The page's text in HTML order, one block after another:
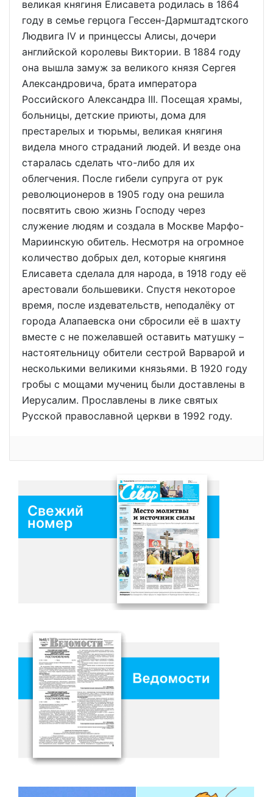
великая княгиня Елисавета родилась в 1864
году в семье герцога Гессен-Дармштадтского
Людвига IV и принцессы Алисы, дочери
английской королевы Виктории. В 1884 году
она вышла замуж за великого князя Сергея
Александровича, брата императора
Российского Александра III. Посещая храмы,
больницы, детские приюты, дома для
престарелых и тюрьмы, великая княгиня
видела много страданий людей. И везде она
старалась сделать что-либо для их
облегчения. После гибели супруга от рук
революционеров в 1905 году она решила
посвятить свою жизнь Господу через
служение людям и создала в Москве Марфо-
Мариинскую обитель. Несмотря на огромное
количество добрых дел, которые княгиня
Елисавета сделала для народа, в 1918 году её
арестовали большевики. Спустя некоторое
время, после издевательств, неподалёку от
города Алапаевска они сбросили её в шахту
вместе с не пожелавшей оставить матушку –
настоятельницу обители сестрой Варварой и
несколькими великими князьями. В 1920 году
гробы с мощами мучениц были доставлены в
Иерусалим. Прославлены в лике святых
Русской православной церкви в 1992 году.
Свежий
номер